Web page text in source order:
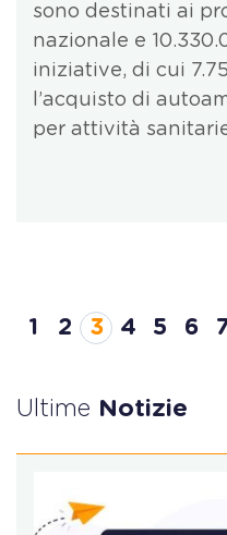
sono destinati ai
nazionale e
iniziative, di cui
l’acquisto di
per attività
1 2 3 4 5 6
Ultime Notizie